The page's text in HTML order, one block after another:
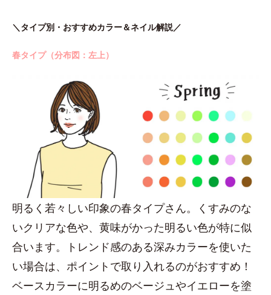
＼タイプ別・おすすめカラー＆ネイル解説／
春タイプ（分布図：左上）
明るく若々しい印象の春タイプさん。くすみのな
いクリアな色や、黄味がかった明るい色が特に似
合います。トレンド感のある深みカラーを使いた
い場合は、ポイントで取り入れるのがおすすめ！
ベースカラーに明るめのベージュやイエローを塗